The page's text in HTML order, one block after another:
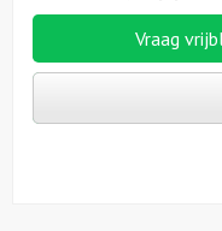
Vraag